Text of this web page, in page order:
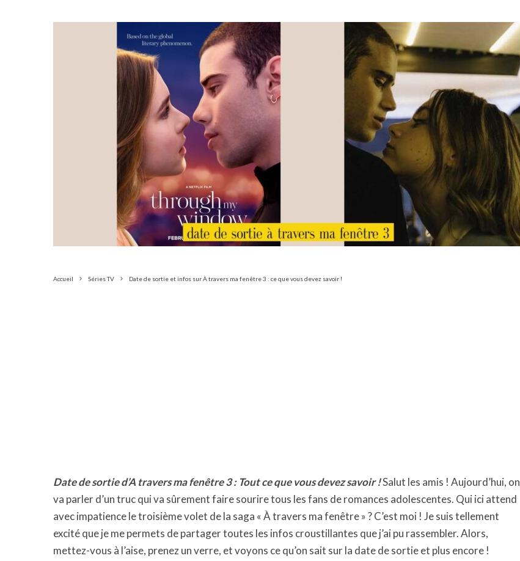
Accueil Séries TV Date de sortie et infos sur À travers ma fenêtre 3 : ce que vous devez savoir !
Date de sortie d’A travers ma fenêtre 3 : Tout ce que vous devez savoir !Salut les amis ! Aujourd’hui, on
va parler d’un truc qui va sûrement faire sourire tous les fans de romances adolescentes. Qui ici attend
avec impatience le troisième volet de la saga « À travers ma fenêtre » ? C’est moi ! Je suis tellement
excité que je me permets de partager toutes les infos croustillantes que j’ai pu rassembler. Alors,
mettez-vous à l’aise, prenez un verre, et voyons ce qu’on sait sur la date de sortie et plus encore !